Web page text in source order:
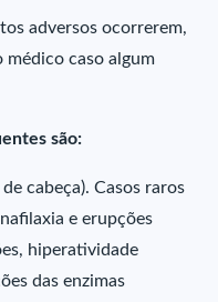
adversos ocorrerem,
caso algum
são:
cabeça). Casos raros
e erupções
hiperatividade
das enzimas